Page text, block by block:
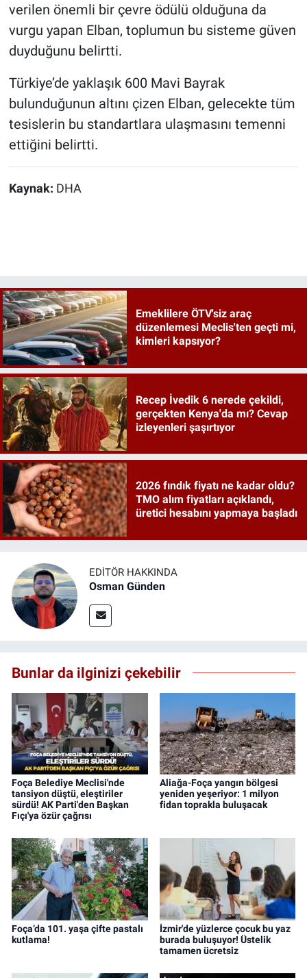
verilen önemli bir çevre ödülü olduğuna da
vurgu yapan Elban, toplumun bu sisteme güven
duyduğunu belirtti.
Türkiye’de yaklaşık 600 Mavi Bayrak
bulunduğunun altını çizen Elban, gelecekte tüm
tesislerin bu standartlara ulaşmasını temenni
ettiğini belirtti.
Kaynak: DHA
Emeklilere ÖTV'siz araç
düzenlemesi Meclis'ten geçti mi,
kimleri kapsıyor?
Recep İvedik 6 nerede çekildi,
gerçekten Kenya'da mı? Cevap
izleyenleri şaşırtıyor
2026 fındık fiyatı ne kadar oldu?
TMO alım fiyatları açıklandı,
üretici hesabını yapmaya başladı
EDITÖR HAKKINDA
Osman Günden
Bunlar da ilginizi çekebilir
Foça Belediye Meclisi'nde
tansiyon düştü, eleştiriler
sürdü! AK Parti'den Başkan
Fıçı'ya özür çağrısı
Aliağa-Foça yangın bölgesi
yeniden yeşeriyor: 1 milyon
fidan toprakla buluşacak
Foça’da 101. yaşa çifte pastalı
kutlama!
İzmir'de yüzlerce çocuk bu yaz
burada buluşuyor! Üstelik
tamamen ücretsiz